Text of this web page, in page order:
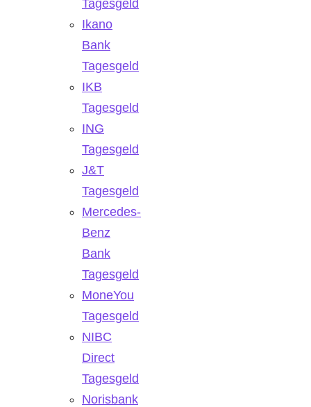
Tagesgeld
Ikano
Bank
Tagesgeld
IKB
Tagesgeld
ING
Tagesgeld
J&T
Tagesgeld
Mercedes-
Benz
Bank
Tagesgeld
MoneYou
Tagesgeld
NIBC
Direct
Tagesgeld
Norisbank